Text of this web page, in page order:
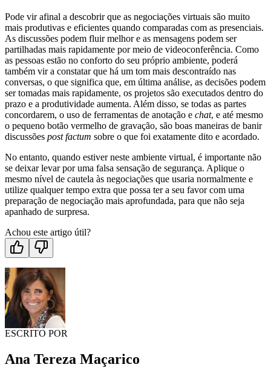
Pode vir afinal a descobrir que as negociações virtuais são muito
mais produtivas e eficientes quando comparadas com as presenciais.
As discussões podem fluir melhor e as mensagens podem ser
partilhadas mais rapidamente por meio de videoconferência. Como
as pessoas estão no conforto do seu próprio ambiente, poderá
também vir a constatar que há um tom mais descontraído nas
conversas, o que significa que, em última análise, as decisões podem
ser tomadas mais rapidamente, os projetos são executados dentro do
prazo e a produtividade aumenta. Além disso, se todas as partes
concordarem, o uso de ferramentas de anotação e chat, e até mesmo
o pequeno botão vermelho de gravação, são boas maneiras de banir
discussões post factum sobre o que foi exatamente dito e acordado.
No entanto, quando estiver neste ambiente virtual, é importante não
se deixar levar por uma falsa sensação de segurança. Aplique o
mesmo nível de cautela às negociações que usaria normalmente e
utilize qualquer tempo extra que possa ter a seu favor com uma
preparação de negociação mais aprofundada, para que não seja
apanhado de surpresa.
Achou este artigo útil?
ESCRITO POR
Ana Tereza Maçarico